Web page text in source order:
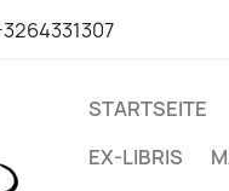
STARTSEITE
EX-LIBRIS